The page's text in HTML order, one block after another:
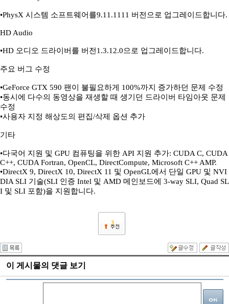
•PhysX 시스템 소프트웨어를9.11.1111 버전으로 업그레이드합니다.
HD Audio
•HD 오디오 드라이버를 버전1.3.12.0으로 업그레이드합니다.
주요 버그 수정
•GeForce GTX 590 팬이 불필요하게 100%까지 증가하던 문제 수정
•동시에 다수의 동영상을 재생할 때 생기던 드라이버 타임아웃 문제
수정
•사용자 지정 해상도의 편집/삭제 옵션 추가
기타
•다국어 지원 및 GPU 컴퓨팅을 위한 API 지원 추가: CUDA C, CUDA
C++, CUDA Fortran, OpenCL, DirectCompute, Microsoft C++ AMP.
•DirectX 9, DirectX 10, DirectX 11 및 OpenGL에서 단일 GPU 및 NVI
DIA SLI 기술(SLI 인증 Intel 및 AMD 메인보드에 3-way SLI, Quad SL
I 및 SLI 포함)을 지원합니다.
3
이 게시물의 댓글 보기